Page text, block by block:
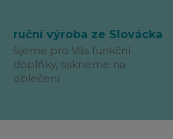
ruční výroba ze Slovácka
šijeme pro Vás funkční
doplňky, tiskneme na
oblečení